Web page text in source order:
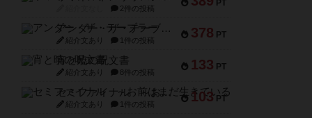
PT
2件の投稿
378 PT
アンダー・ザ・テーブラー
紹介文あり 1件の投稿
133 PT
宵と暁の呪文書
紹介文あり 8件の投稿
103 PT
セミファイナル ～お前はまだ生きている～
紹介文あり 1件の投稿